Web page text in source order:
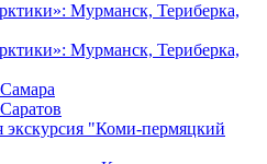
Мурманск, Териберка,
Мурманск, Териберка,
экскурсия "Коми-пермяцкий